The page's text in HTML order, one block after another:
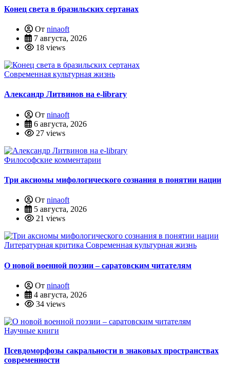
Конец света в бразильских сертанах
От ninaoft
7 августа, 2026
18 views
Современная культурная жизнь
Александр Литвинов на e-library
От ninaoft
6 августа, 2026
27 views
Философские комментарии
Три аксиомы мифологического сознания в понятии нации
От ninaoft
5 августа, 2026
21 views
Литературная критика Современная культурная жизнь
О новой военной поэзии – саратовским читателям
От ninaoft
4 августа, 2026
34 views
Научные книги
Псевдоморфозы сакральности в знаковых пространствах
современности